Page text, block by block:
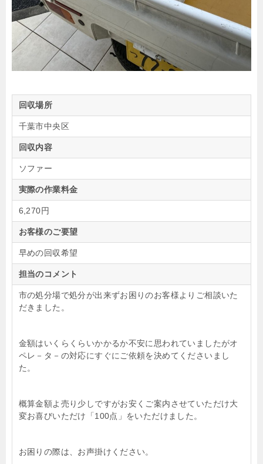
回収場所
千葉市中央区
回収内容
ソファー
実際の作業料金
6,270円
お客様のご要望
早めの回収希望
担当のコメント
市の処分場で処分が出来ずお困りのお客様よりご相談いた
だきました。
金額はいくらくらいかかるか不安に思われていましたがオ
ペレ－タ－の対応にすぐにご依頼を決めてくださいまし
た。
概算金額よ売り少しですがお安くご案内させていただけ大
変お喜びいただけ「100点」をいただけました。
お困りの際は、お声掛けください。